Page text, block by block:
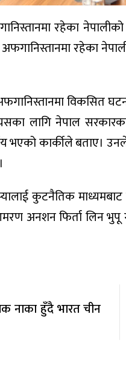
रहेका नेपालीको
रहेका
विकसित
त्यसका लागि नेपाल
भएको कार्कीले बताए।
कुटनैतिक
अनशन फिर्ता लिन भुपू
नाका हुँदै भारत चीन